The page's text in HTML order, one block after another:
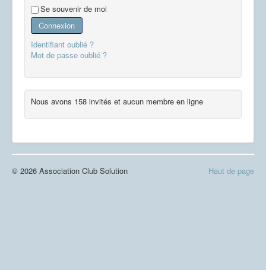
Se souvenir de moi
Connexion
Identifiant oublié ?
Mot de passe oublié ?
Nous avons 158 invités et aucun membre en ligne
Haut de page
© 2026 Association Club Solution